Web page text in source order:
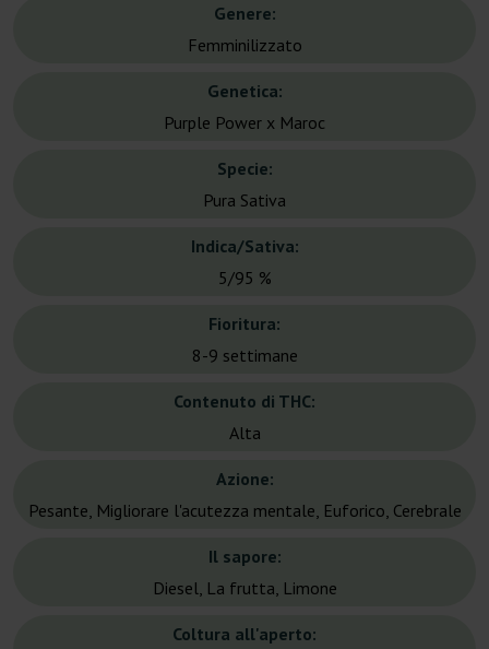
Genere:
Femminilizzato
Genetica:
Purple Power x Maroc
Specie:
Pura Sativa
Indica/Sativa:
5/95 %
Fioritura:
8-9 settimane
Contenuto di THC:
Alta
Azione:
Pesante, Migliorare l'acutezza mentale, Euforico, Cerebrale
Il sapore:
Diesel, La frutta, Limone
Coltura all'aperto: